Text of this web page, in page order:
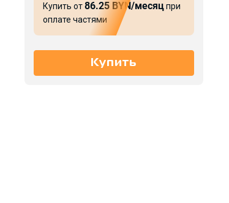
Купить от86.25 BYN/месяцпри
оплате частями